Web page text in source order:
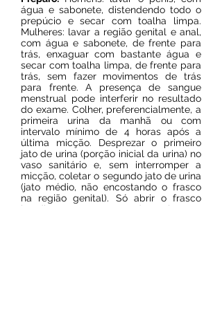
água e sabonete, distendendo todo o
prepúcio e secar com toalha limpa.
Mulheres: lavar a região genital e anal,
com água e sabonete, de frente para
trás, enxaguar com bastante água e
secar com toalha limpa, de frente para
trás, sem fazer movimentos de trás
para frente. A presença de sangue
menstrual pode interferir no resultado
do exame. Colher, preferencialmente, a
primeira urina da manhã ou com
intervalo mínimo de 4 horas após a
última micção. Desprezar o primeiro
jato de urina (porção inicial da urina) no
vaso sanitário e, sem interromper a
micção, coletar o segundo jato de urina
(jato médio, não encostando o frasco
na região genital). Só abrir o frasco
imediatamente antes da coleta e